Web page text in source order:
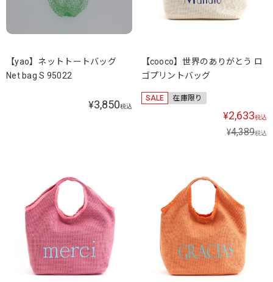
【yao】ネットトートバッグ
Net bag S 95022
¥3,850税込
【cooco】世界のありがとう ロ
ゴプリントバッグ
SALE 在庫限り
¥2,633税込
¥4,389税込